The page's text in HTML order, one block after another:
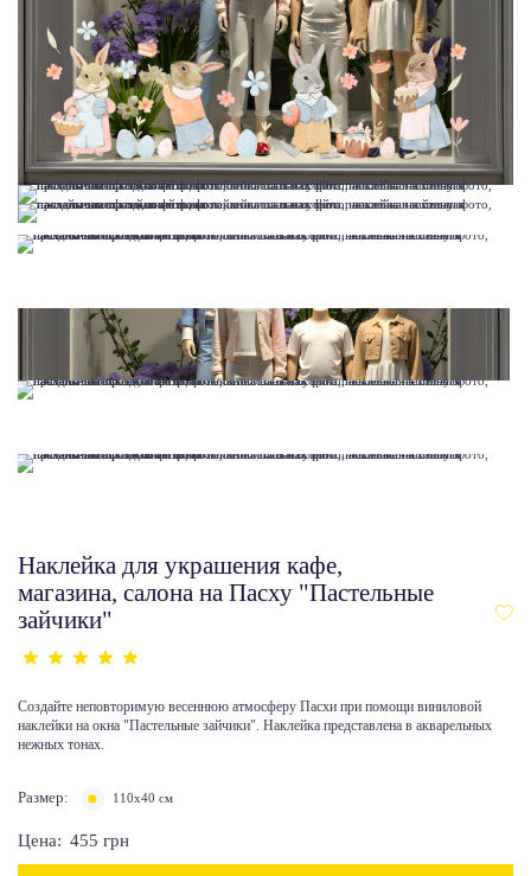
Наклейка для украшения кафе,
магазина, салона на Пасху "Пастельные
зайчики"
Создайте неповторимую весеннюю атмосферу Пасхи при помощи виниловой
наклейки на окна "Пастельные зайчики". Наклейка представлена в акварельных
нежных тонах.
Размер: 110х40 см
Цена: 455 грн